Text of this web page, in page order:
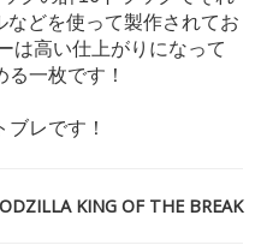
どを使って製作されてお
は高い仕上がりになって
一枚です！
レです！
KING OF THE BREAK